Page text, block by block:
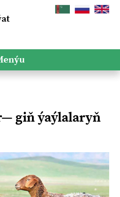
giň ýaýlalaryň